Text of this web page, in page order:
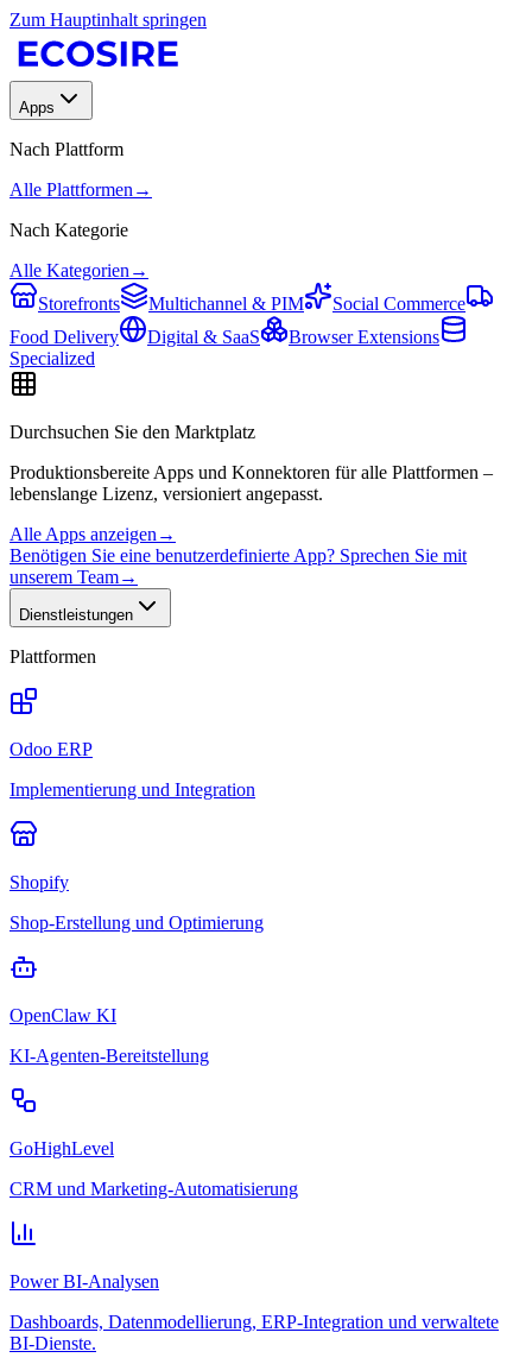
Zum Hauptinhalt springen
Apps
Nach Plattform
Alle Plattformen →
Nach Kategorie
Alle Kategorien →
Storefronts
Multichannel & PIM
Social Commerce
Food Delivery
Digital & SaaS
Browser Extensions
Specialized
Durchsuchen Sie den Marktplatz
Produktionsbereite Apps und Konnektoren für alle Plattformen –
lebenslange Lizenz, versioniert angepasst.
Alle Apps anzeigen →
Benötigen Sie eine benutzerdefinierte App? Sprechen Sie mit
unserem Team→
Dienstleistungen
Plattformen
Odoo ERP
Implementierung und Integration
Shopify
Shop-Erstellung und Optimierung
OpenClaw KI
KI-Agenten-Bereitstellung
GoHighLevel
CRM und Marketing-Automatisierung
Power BI-Analysen
Dashboards, Datenmodellierung, ERP-Integration und verwaltete
BI-Dienste.